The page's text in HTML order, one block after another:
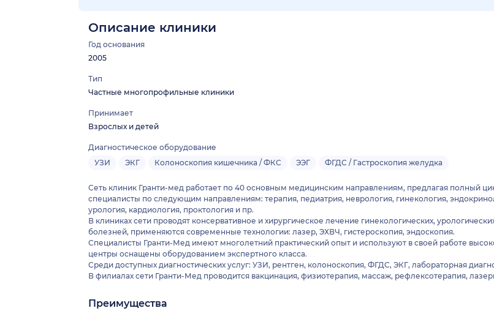
Описание клиники
Год основания
2005
Тип
Частные многопрофильные клиники
Принимает
Взрослых и детей
Диагностическое оборудование
УЗИ
ЭКГ Колоноскопия кишечника / ФКС ЭЭГ ФГДС / Гастроскопия желудка
Сеть клиник Гранти-мед работает по 40 основным медицинским направлениям, предлагая полный
специалисты по следующим направлениям: терапия, педиатрия, неврология, гинекология,
урология, кардиология, проктология и пр.
В клиниках сети проводят консервативное и хирургическое лечение гинекологических,
болезней, применяются современные технологии: лазер, ЭХВЧ, гистероскопия, эндоскопия.
Специалисты Гранти-Мед имеют многолетний практический опыт и используют в своей работе
центры оснащены оборудованием экспертного класса.
Среди доступных диагностических услуг: УЗИ, рентген, колоноскопия, ФГДС, ЭКГ, лабораторная
В филиалах сети Гранти-Мед проводится вакцинация, физиотерапия, массаж, рефлексотерапия,
Преимущества
Выезд
Близко